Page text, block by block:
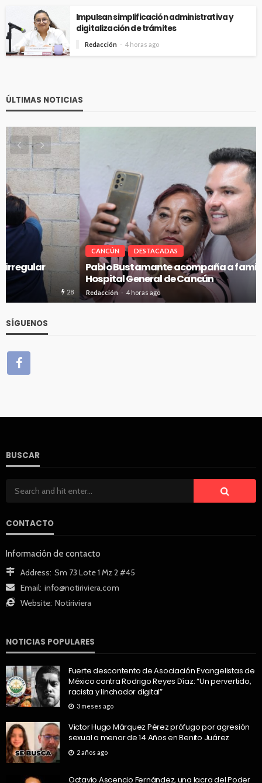
Impulsan simplificación administrativa y
digitalización de trámites
Redacción 4 horas ago
ÚLTIMAS NOTICIAS
CANCÚN DESTACADAS
Pablo Bustamante acompaña a familias afuera del
Hospital General de Cancún
4 horas ago
SÍGUENOS
BUSCAR
CONTACTO
Información de contacto
Address: Sm 73 Lote 1 Mz 2 #45
Email: info@notiriviera.com
Website: Notiriviera
NOTICIAS POPULARES
Fuerte descontento de Asociación Evangelistas de
México contra Rodrigo Reyes Díaz: “Un pervertido,
racista y linchador digital”
3 meses ago
Victor Hugo Márquez Pérez prófugo por agresión
sexual a menor de 14 Años en Benito Juárez
2 años ago
Octavio Ascencio Fernández, una lacra del Poder